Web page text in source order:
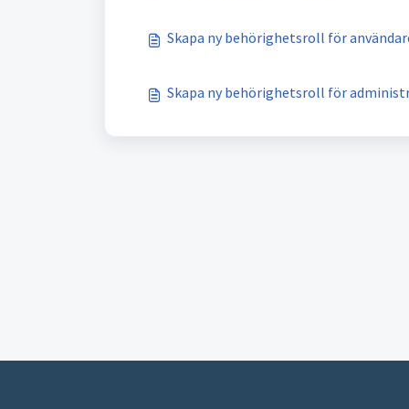
Skapa ny behörighetsroll för
Skapa ny behörighetsroll för